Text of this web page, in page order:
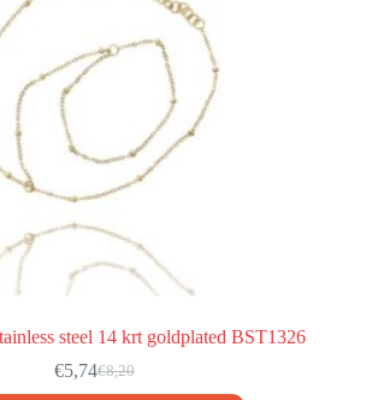
steel 14 krt goldplated BST1326
€8,20
€5,74